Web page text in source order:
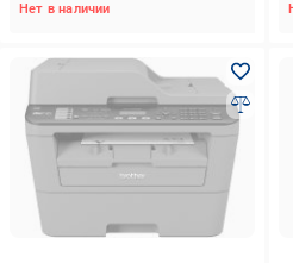
Нет в наличии